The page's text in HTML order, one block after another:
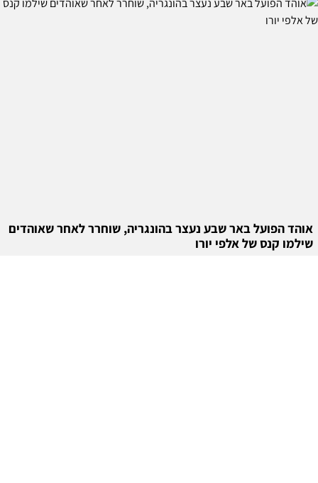
אוהד הפועל באר שבע נעצר בהונגריה, שוחרר לאחר שאוהדים
שילמו קנס של אלפי יורו